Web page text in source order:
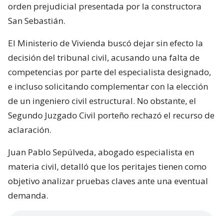
orden prejudicial presentada por la constructora
San Sebastián.
El Ministerio de Vivienda buscó dejar sin efecto la
decisión del tribunal civil, acusando una falta de
competencias por parte del especialista designado,
e incluso solicitando complementar con la elección
de un ingeniero civil estructural. No obstante, el
Segundo Juzgado Civil porteño rechazó el recurso de
aclaración.
Juan Pablo Sepúlveda, abogado especialista en
materia civil, detalló que los peritajes tienen como
objetivo analizar pruebas claves ante una eventual
demanda.